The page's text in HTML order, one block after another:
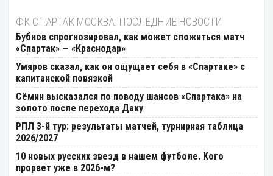
ФК СПАРТАК МОСКВА: ПОСЛЕДНИЕ НОВОСТИ
Бубнов спрогнозировал, как может сложиться матч
«Спартак» — «Краснодар»
Умяров сказал, как он ощущает себя в «Спартаке» с
капитанской повязкой
Cёмин высказался по поводу шансов «Спартака» на
золото после перехода Даку
РПЛ 3-й тур: результаты матчей, турнирная таблица
2026/2027
10 новых русских звезд в нашем футболе. Кого
прорвет уже в 2026-м?